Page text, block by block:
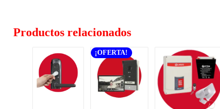
Productos relacionados
¡OFERTA!